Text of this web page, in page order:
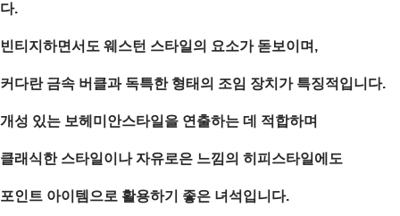
다.
빈티지하면서도 웨스턴 스타일의 요소가 돋보이며,
커다란 금속 버클과 독특한 형태의 조임 장치가 특징적입니다.
개성 있는 보헤미안스타일을 연출하는 데 적합하며
클래식한 스타일이나 자유로은 느낌의 히피스타일에도
포인트 아이템으로 활용하기 좋은 녀석입니다.